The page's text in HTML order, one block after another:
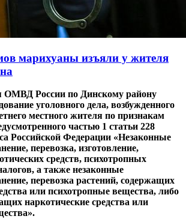
марихуаны изъяли у жителя
ОМВД России по Динскому району
уголовного дела, возбужденного
местного жителя по признакам
частью 1 статьи 228
Российской Федерации «Незаконные
перевозка, изготовление,
средств, психотропных
а также незаконные
перевозка растений, содержащих
или психотропные вещества, либо
наркотические средства или